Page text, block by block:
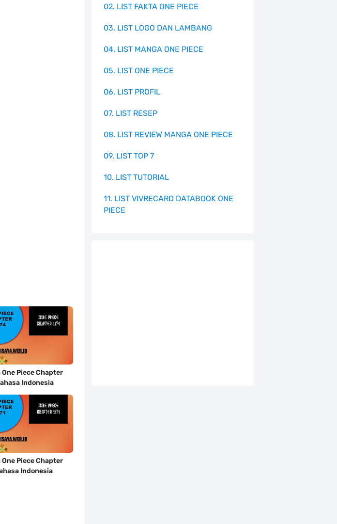
Bulan
One Piece Chapter
Indonesia
One Piece Chapter
Indonesia
02. LIST FAKTA ONE PIECE
03. LIST LOGO DAN LAMBANG
04. LIST MANGA ONE PIECE
05. LIST ONE PIECE
06. LIST PROFIL
07. LIST RESEP
08. LIST REVIEW MANGA ONE PIECE
09. LIST TOP 7
10. LIST TUTORIAL
11. LIST VIVRECARD DATABOOK ONE
PIECE